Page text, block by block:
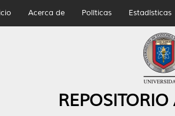
Acerca de Políticas Estadísticas